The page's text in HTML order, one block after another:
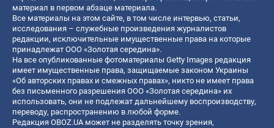
материал в первом абзаце материала.
Все материалы на этом сайте, в том числе интервью, статьи,
исследования – служебные произведения журналистов
редакции, исключительные имущественные права на которые
принадлежат ООО «Золотая середина».
На все опубликованные фотоматериалы Getty Images редакция
имеет имущественные права, защищаемые законом Украины
«Об авторских правах и смежных правах», никто не имеет права
без письменного разрешения ООО «Золотая середина» их
использовать, они не подлежат дальнейшему воспроизводству,
переводу, распространению в любой форме.
Редакция OBOZ.UA может не разделять точку зрения,